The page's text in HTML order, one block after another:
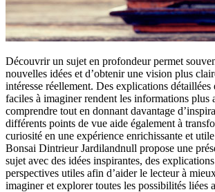
Découvrir un sujet en profondeur permet
nouvelles idées et d’obtenir une vision plus
intéresse réellement. Des explications détaillées
faciles à imaginer rendent les informations plus
comprendre tout en donnant davantage
différents points de vue aide également à
curiosité en une expérience enrichissante et
Bonsai Dintrieur Jardilandnull propose une
sujet avec des idées inspirantes, des
perspectives utiles afin d’aider le lecteur à
imaginer et explorer toutes les possibilités liées